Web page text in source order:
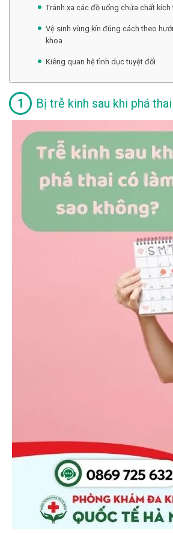
Tránh xa các đồ uống chứa chất
Vệ sinh vùng kín đúng cách theo
khoa
Kiêng quan hệ tình dục tuyệt đối
Bị trễ kinh sau khi phá